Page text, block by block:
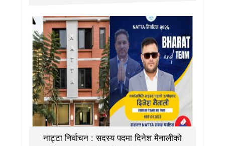
नाट्टा निर्वाचन : सदस्य पदमा दिनेश मैनालीको